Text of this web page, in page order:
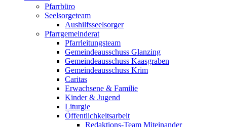
Pfarrbüro
Seelsorgeteam
Aushilfsseelsorger
Pfarrgemeinderat
Pfarrleitungsteam
Gemeindeausschuss Glanzing
Gemeindeausschuss Kaasgraben
Gemeindeausschuss Krim
Caritas
Erwachsene & Familie
Kinder & Jugend
Liturgie
Öffentlichkeitsarbeit
Redaktions-Team Miteinander